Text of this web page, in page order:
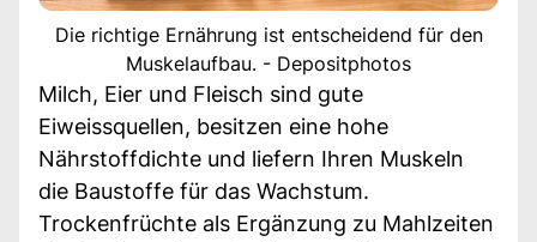
Die richtige Ernährung ist entscheidend für den
Muskelaufbau. - Depositphotos
Milch, Eier und Fleisch sind gute
Eiweissquellen, besitzen eine hohe
Nährstoffdichte und liefern Ihren Muskeln
die Baustoffe für das Wachstum.
Trockenfrüchte als Ergänzung zu Mahlzeiten